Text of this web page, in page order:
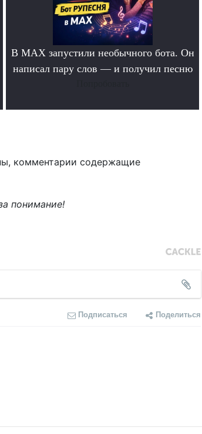
В MAX запустили необычного бота. Он
написал пару слов — и получил песню
комментарии содержащие
понимание!
Подписаться Поделиться